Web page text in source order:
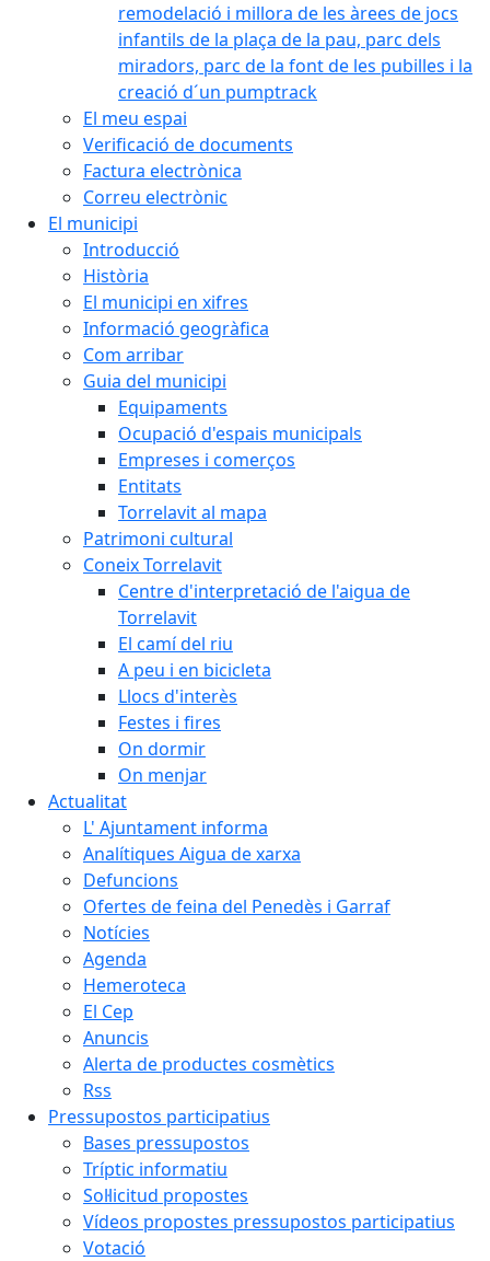
remodelació i millora de les àrees de jocs
infantils de la plaça de la pau, parc dels
miradors, parc de la font de les pubilles i la
creació d´un pumptrack
El meu espai
Verificació de documents
Factura electrònica
Correu electrònic
El municipi
Introducció
Història
El municipi en xifres
Informació geogràfica
Com arribar
Guia del municipi
Equipaments
Ocupació d'espais municipals
Empreses i comerços
Entitats
Torrelavit al mapa
Patrimoni cultural
Coneix Torrelavit
Centre d'interpretació de l'aigua de
Torrelavit
El camí del riu
A peu i en bicicleta
Llocs d'interès
Festes i fires
On dormir
On menjar
Actualitat
L' Ajuntament informa
Analítiques Aigua de xarxa
Defuncions
Ofertes de feina del Penedès i Garraf
Notícies
Agenda
Hemeroteca
El Cep
Anuncis
Alerta de productes cosmètics
Rss
Pressupostos participatius
Bases pressupostos
Tríptic informatiu
Sol·licitud propostes
Vídeos propostes pressupostos participatius
Votació